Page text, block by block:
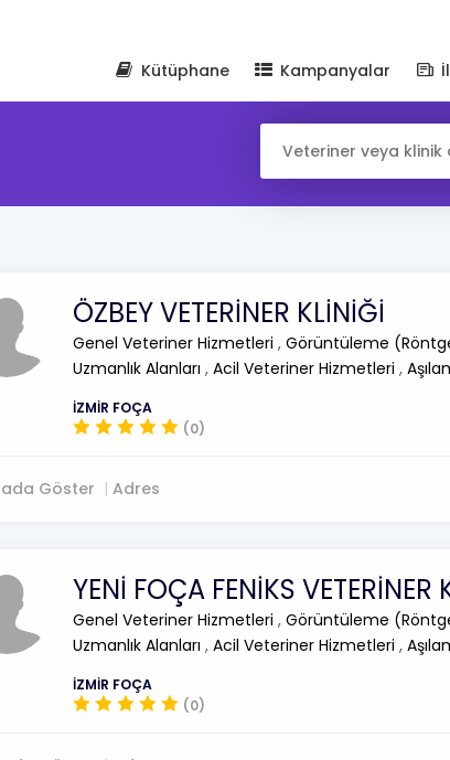
Kütüphane
Kampanyalar
ÖZBEY VETERİNER KLİNİĞİ
Genel Veteriner Hizmetleri , Görüntüleme
Uzmanlık Alanları , Acil Veteriner Hizmetleri ,
İZMİR FOÇA
(0)
Göster Adres
YENİ FOÇA FENİKS VETERİNER
Genel Veteriner Hizmetleri , Görüntüleme
Uzmanlık Alanları , Acil Veteriner Hizmetleri ,
İZMİR FOÇA
(0)